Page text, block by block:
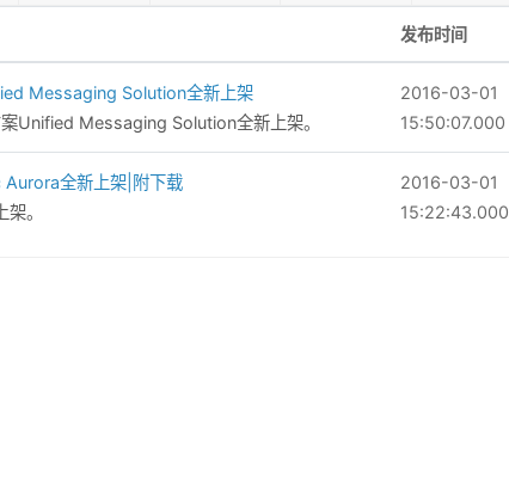
发布时间
Messaging Solution全新上架
Unified Messaging Solution全新上架。
2016-03-01
15:50:07.000
Aurora全新上架|附下载
。
2016-03-01
15:22:43.000